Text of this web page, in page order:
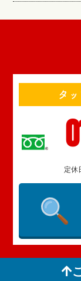
タ
定休